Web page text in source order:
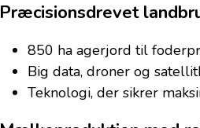
Præcisionsdrevet
850 ha agerjord til
Big data, droner og
Teknologi, der sikrer